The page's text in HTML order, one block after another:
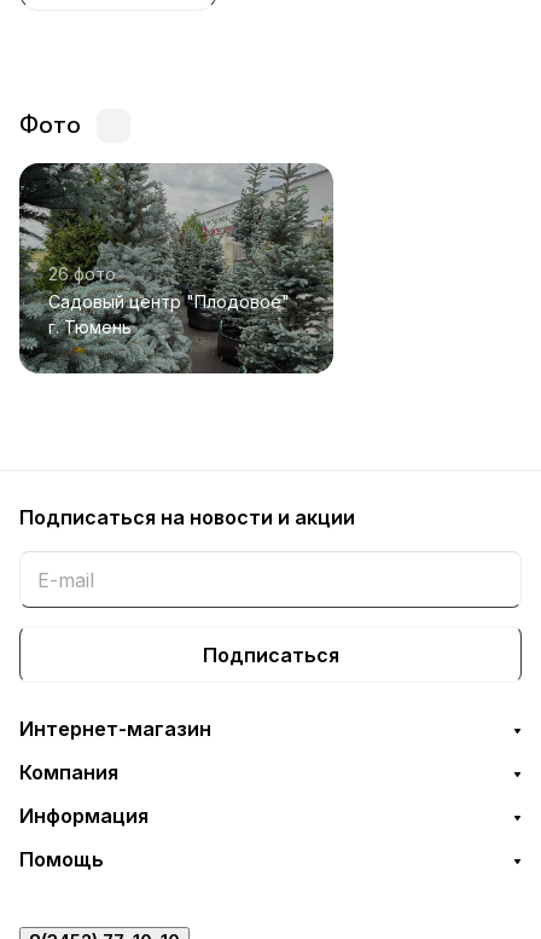
Фото
26 фото
Садовый центр "Плодовое"
г. Тюмень
Подписаться на новости и акции
Подписаться
Интернет-магазин
Компания
Информация
Помощь